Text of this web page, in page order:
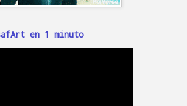
en 1 minuto